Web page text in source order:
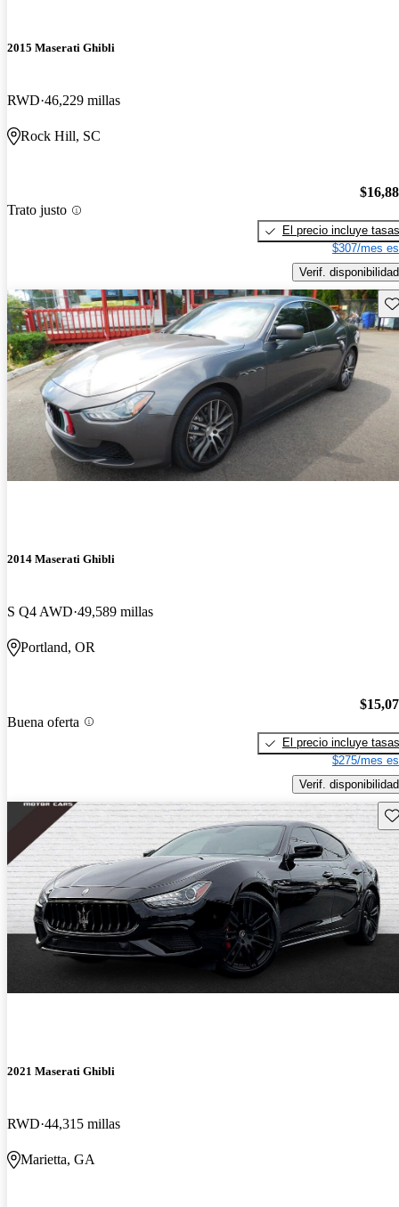
2015 Maserati Ghibli
RWD 46,229 millas
Rock Hill, SC
Trato justo
El precio incluye tasas
$307/mes
Verif. disponibilidad
2014 Maserati Ghibli
S Q4 AWD 49,589 millas
Portland, OR
Buena oferta
El precio incluye tasas
$275/mes
Verif. disponibilidad
2021 Maserati Ghibli
RWD 44,315 millas
Marietta, GA